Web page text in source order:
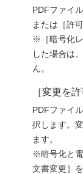
PDFファイ
または［許
※［暗号化
した場合は
ん。
［変更を許
PDFファイ
択します。
ます。
※暗号化と
文書変更］